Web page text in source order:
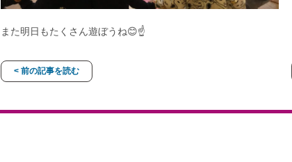
また明日もたくさん遊ぼうね😊☝️
< 前の記事を読む